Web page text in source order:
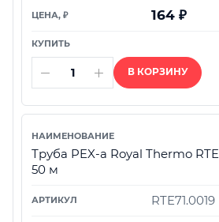
164₽
В КОРЗИНУ
Труба PEX-а Royal Thermo
50 м
RTE71.0019